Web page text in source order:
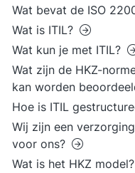
Wat bevat de ISO
Wat is ITIL?
Wat kun je met ITIL?
Wat zijn de HKZ-
kan worden
Hoe is ITIL
Wij zijn een
voor ons?
Wat is het HKZ model?